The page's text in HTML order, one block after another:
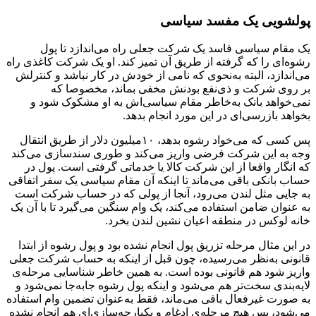
پولشویی یک مفسد سیاسی
یک مقام سیاسی فاسد یک شرکت جعلی راه می‌اندازد تا پول
رشوه‌ای را که گرفته از طریق آن تمیز کند. او یک شرکت کاغذی راه
می‌اندازد، البته به‌نحوی که نامی از خودش در کار نباشد و کنترلش
بر روی شرکت و ذی‌نفع بودنش مخفی بماند، مخصوصا که
نمی‌خواهد بانک به‌خاطر مقام سیاسی‌اش به او مشکوک شود و
بخواهد بازرسی‌ای در این مورد انجام بدهد.
پس کسی که می‌خواد رشوه بدهد، ۱۰میلیون دلار از طریق انتقال
وجه به این شرکت فرضی واریز می‌کند و طوری سندسازی می‌کند
که انگار واقعا از این شرکت کالا یا خدماتی گرفتی است. پول در
حساب بانکی باقی می‌ماند تا اینکه آن مقام سیاسی یک سفر اتفاقی
به جایی مثل لندن می‌رود، آنجا از پولی که در حساب شرکت است
به عنوان ضامن استفاده می‌کند، یک وام سنگین می‌گیرد تا با آن یک
خانه لوکس در منطقه اعیان نشین لندن بخرد.
در این مثال مرحله تزریق پول انجام نشده بود و پول رشوه از ابتدا
قانونی به‌نظر می‌رسیده، چون قبل از اینکه به حساب شرکت جعلی
واریز شود هم قانونی بوده است. به‌ همین خاطر شناسایی مرحله‌ی
لایه‌بندی سخت‌تر هم می‌شود و اینکه پول رشوه جابه‌جا نمی‌شود و
به صورت غیرفعال باقی می‌ماند، فقط به‌عنوان تضمین وام استفاده
می‌شود، پس هیچ مرحله‌ی ادغام و یکپارچه‌سازی‌ای هم انجام نشده